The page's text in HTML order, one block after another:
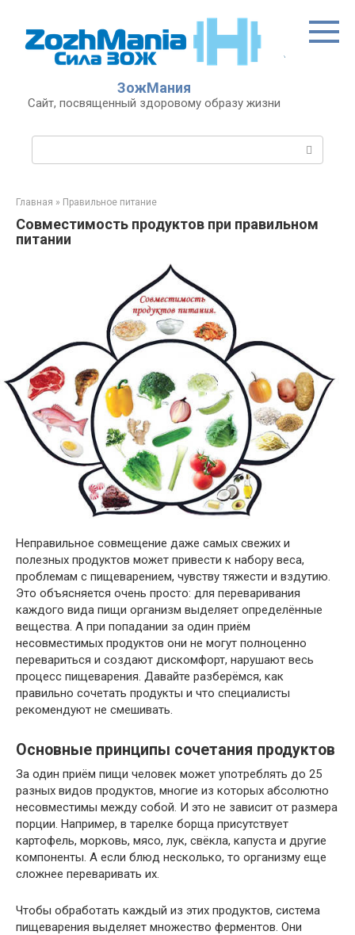
контенту
ЗожМания
Сайт, посвященный здоровому образу жизни
Главная » Правильное питание
Совместимость продуктов при правильном
питании
Неправильное совмещение даже самых свежих и
полезных продуктов может привести к набору веса,
проблемам с пищеварением, чувству тяжести и вздутию.
Это объясняется очень просто: для переваривания
каждого вида пищи организм выделяет определённые
вещества. А при попадании за один приём
несовместимых продуктов они не могут полноценно
перевариться и создают дискомфорт, нарушают весь
процесс пищеварения. Давайте разберёмся, как
правильно сочетать продукты и что специалисты
рекомендуют не смешивать.
Основные принципы сочетания продуктов
За один приём пищи человек может употреблять до 25
разных видов продуктов, многие из которых абсолютно
несовместимы между собой. И это не зависит от размера
порции. Например, в тарелке борща присутствует
картофель, морковь, мясо, лук, свёкла, капуста и другие
компоненты. А если блюд несколько, то организму еще
сложнее переваривать их.
Чтобы обработать каждый из этих продуктов, система
пищеварения выделяет множество ферментов. Они